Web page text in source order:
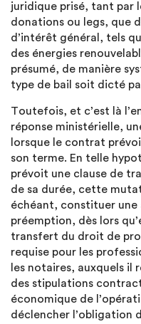
juridique prisé, tant par
donations ou legs, que
d’intérêt général, tels
des énergies
présumé, de manière
type de bail soit dicté
Toutefois, et c’est là
réponse ministérielle,
lorsque le contrat
son terme. En telle
prévoit une clause de
de sa durée, cette
échéant, constituer une
préemption, dès lors
transfert du droit de
requise pour les
les notaires, auxquels il
des stipulations
économique de
déclencher